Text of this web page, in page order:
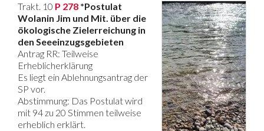
Trakt. 10 P 278 *Postulat
Wolanin Jim und Mit. über die
ökologische Zielerreichung in
den Seeeinzugsgebieten
Antrag RR: Teilweise
Erheblicherklärung
Es liegt ein Ablehnungsantrag der
SP vor.
Abstimmung: Das Postulat wird
mit 94 zu 20 Stimmen teilweise
erheblich erklärt.